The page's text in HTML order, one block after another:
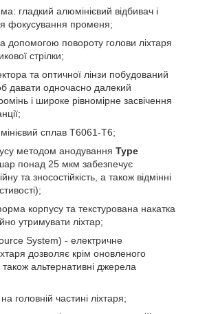
гладкий алюмінієвий відбивач і
фокусування променя;
допомогою повороту голови ліхтаря
стрілки;
та оптичної лінзи побудований
давати одночасно далекий
і широке рівномірне засвічення
сплав T6061-T6;
методом анодування Type
понад 25 мкм забезпечує
та зносостійкість, а також відмінні
корпусу та текстурована накатка
утримувати ліхтар;
System) - електричне
дозволяє крім оновленого
також альтернативні джерела
головній частині ліхтаря;